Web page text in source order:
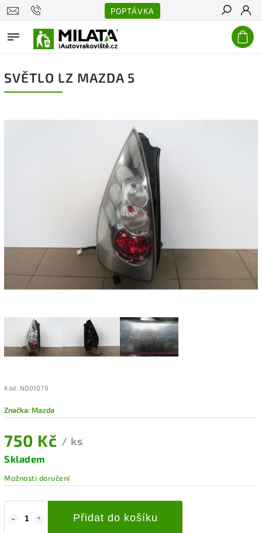
POPTÁVKA
Hledat
SVĚTLO LZ MAZDA 5
Kód: ND01079
Značka:Mazda
750 Kč / ks
Skladem
Možnosti doručení
Přidat do košíku